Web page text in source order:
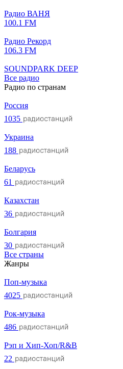
Радио ВАНЯ
100.1 FM
Радио Рекорд
106.3 FM
SOUNDPARK DEEP
Все радио
Радио по странам
Россия
1035
Украина
188
Беларусь
61
Казахстан
36
Болгария
30
Все страны
Жанры
Поп-музыка
4025
Рок-музыка
486
Рэп и Хип-Хоп/R&B
22